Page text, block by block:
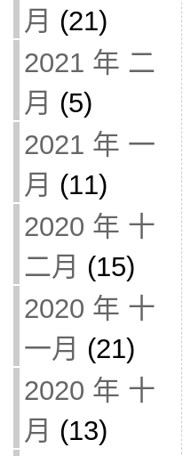
月 (21)
2021 年 二
月 (5)
2021 年 一
月 (11)
2020 年 十
二月 (15)
2020 年 十
一月 (21)
2020 年 十
月 (13)